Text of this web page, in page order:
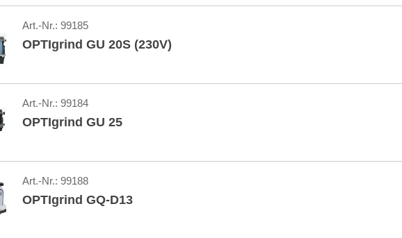
Art.-Nr.: 99185
OPTIgrind GU 20S (230V)
Art.-Nr.: 99184
OPTIgrind GU 25
Art.-Nr.: 99188
OPTIgrind GQ-D13